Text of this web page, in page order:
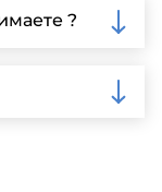
надежной
?
о